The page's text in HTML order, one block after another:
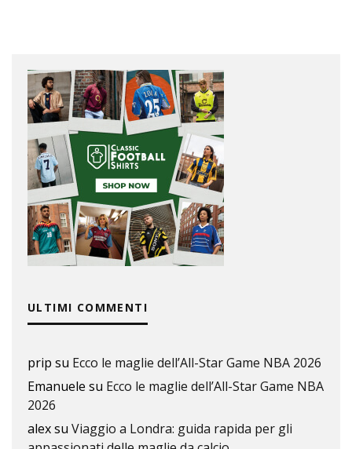
ULTIMI COMMENTI
prip su Ecco le maglie dell’All-Star Game NBA 2026
Emanuele su Ecco le maglie dell’All-Star Game NBA
2026
alexsu Viaggio a Londra: guida rapida per gli